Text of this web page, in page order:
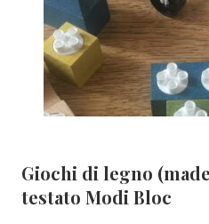
Giochi di legno
testato Modi Bloc